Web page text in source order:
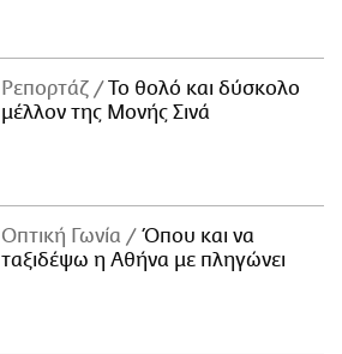
Ρεπορτάζ
Το θολό και δύσκολο
μέλλον της Μονής Σινά
Οπτική Γωνία
Όπου και να
ταξιδέψω η Αθήνα με πληγώνει